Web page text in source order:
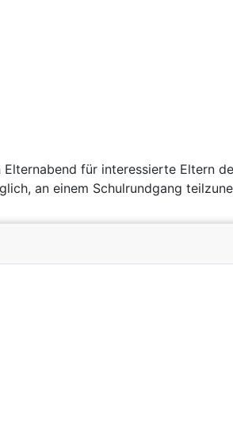
Elternabend für interessierte Eltern
an einem Schulrundgang